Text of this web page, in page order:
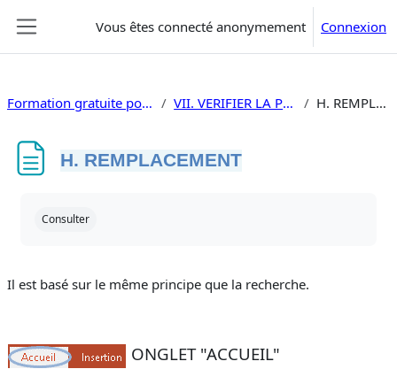
Vous êtes connecté anonymement Connexion
Formation gratuite powerpoint 2019 VII. VERIFIER LA PRÉSENTATION H. REMPLACEMENT
H. REMPLACEMENT
Consulter
Il est basé sur le même principe que la recherche.
ONGLET "ACCUEIL"